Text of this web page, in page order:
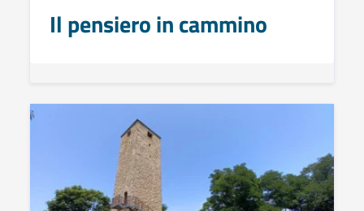
Il pensiero in cammino